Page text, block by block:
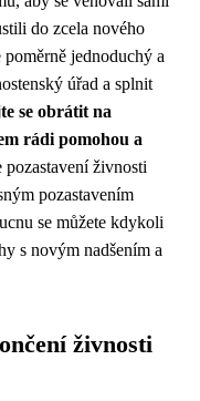
do zcela nového
jednoduchý a
úřad a splnit
se obrátit na
rádi pomohou a
pozastavení živnosti
pozastavením
se můžete kdykoli
s novým nadšením a
živnosti